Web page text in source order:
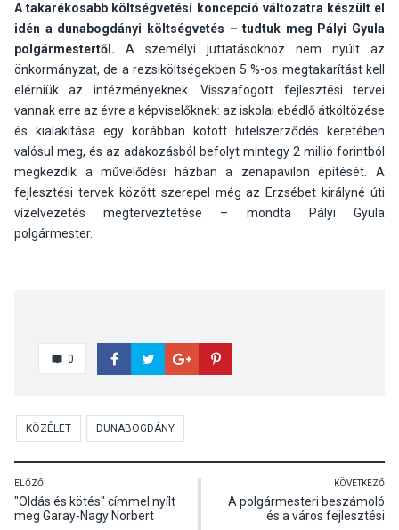
A takarékosabb költségvetési koncepció változatra készült el
idén a dunabogdányi költségvetés – tudtuk meg Pályi Gyula
polgármestertől. A személyi juttatásokhoz nem nyúlt az
önkormányzat, de a rezsiköltségekben 5 %-os megtakarítást kell
elérniük az intézményeknek. Visszafogott fejlesztési tervei
vannak erre az évre a képviselőknek: az iskolai ebédlő átköltözése
és kialakítása egy korábban kötött hitelszerződés keretében
valósul meg, és az adakozásból befolyt mintegy 2 millió forintból
megkezdik a művelődési házban a zenapavilon építését. A
fejlesztési tervek között szerepel még az Erzsébet királyné úti
vízelvezetés megterveztetése – mondta Pályi Gyula
polgármester.
0
KÖZÉLET DUNABOGDÁNY
ELŐZŐ
"Oldás és kötés" címmel nyílt
meg Garay-Nagy Norbert
KÖVETKEZŐ
A polgármesteri beszámoló
és a város fejlesztési